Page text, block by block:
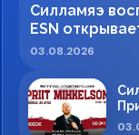
Силламяэ
ESN
03.08.2026